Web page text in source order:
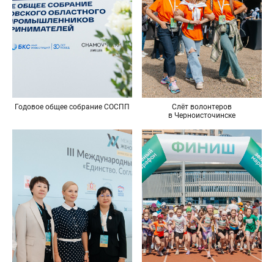
Годовое общее собрание СОСПП
Слёт волонтеров
в Черноисточинске